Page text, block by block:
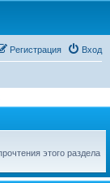
Вход
Регистрация
этого раздела